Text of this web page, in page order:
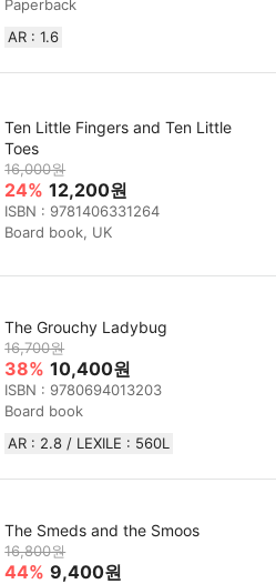
Paperback
AR : 1.6
Ten Little Fingers and Ten Little
Toes
16,000원
24% 12,200원
ISBN : 9781406331264
Board book, UK
The Grouchy Ladybug
16,700원
38% 10,400원
ISBN : 9780694013203
Board book
AR : 2.8 / LEXILE : 560L
The Smeds and the Smoos
16,800원
44% 9,400원